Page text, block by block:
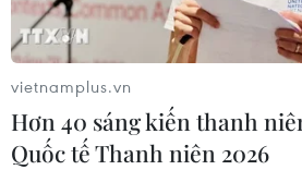
vietnamplus.vn
Hơn 40 sáng kiến thanh
Quốc tế Thanh niên 2026